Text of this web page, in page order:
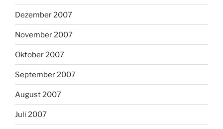
Dezember 2007
November 2007
Oktober 2007
September 2007
August 2007
Juli 2007